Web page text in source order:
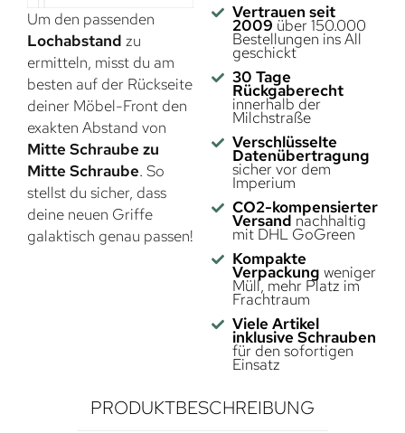
Um den passenden
Lochabstand zu
ermitteln, misst du am
besten auf der Rückseite
deiner Möbel-Front den
exakten Abstand von
Mitte Schraube zu
Mitte Schraube. So
stellst du sicher, dass
deine neuen Griffe
galaktisch genau passen!
Vertrauen seit
2009 über 150.000
Bestellungen ins All
geschickt
30 Tage
Rückgaberecht
innerhalb der
Milchstraße
Verschlüsselte
Datenübertragung
sicher vor dem
Imperium
CO2-kompensierter
Versand nachhaltig
mit DHL GoGreen
Kompakte
Verpackung weniger
Müll, mehr Platz im
Frachtraum
Viele Artikel
inklusive Schrauben
für den sofortigen
Einsatz
PRODUKTBESCHREIBUNG